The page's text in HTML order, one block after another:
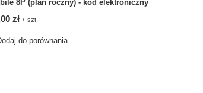
8P (plan roczny) - kod elektroniczny
zł / szt.
do porównania